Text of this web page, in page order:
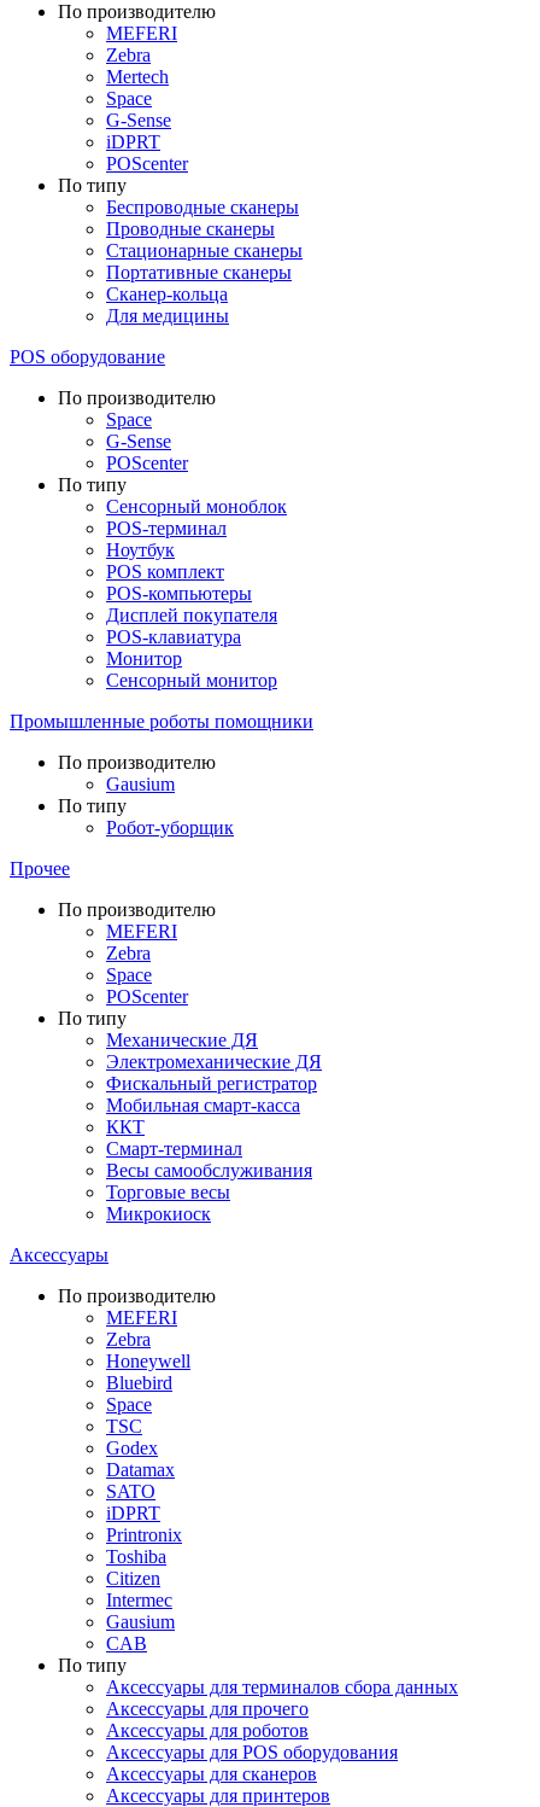
По производителю
MEFERI
Zebra
Mertech
Space
G-Sense
iDPRT
POScenter
По типу
Беспроводные сканеры
Проводные сканеры
Стационарные сканеры
Портативные сканеры
Сканер-кольца
Для медицины
POS оборудование
По производителю
Space
G-Sense
POScenter
По типу
Сенсорный моноблок
POS-терминал
Ноутбук
POS комплект
POS-компьютеры
Дисплей покупателя
POS-клавиатура
Монитор
Сенсорный монитор
Промышленные роботы помощники
По производителю
Gausium
По типу
Робот-уборщик
Прочее
По производителю
MEFERI
Zebra
Space
POScenter
По типу
Механические ДЯ
Электромеханические ДЯ
Фискальный регистратор
Мобильная смарт-касса
ККТ
Смарт-терминал
Весы самообслуживания
Торговые весы
Микрокиоск
Аксессуары
По производителю
MEFERI
Zebra
Honeywell
Bluebird
Space
TSC
Godex
Datamax
SATO
iDPRT
Printronix
Toshiba
Citizen
Intermec
Gausium
CAB
По типу
Аксессуары для терминалов сбора данных
Аксессуары для прочего
Аксессуары для роботов
Аксессуары для POS оборудования
Аксессуары для сканеров
Аксессуары для принтеров